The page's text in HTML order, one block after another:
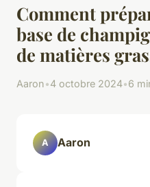
Comment
base de
de matières
Aaron•4 octobre 2024•6
A Aaron